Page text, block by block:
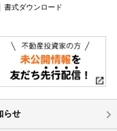
書式ダウンロード
らせ